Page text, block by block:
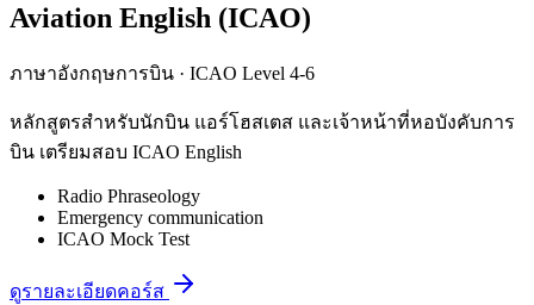
Aviation English (ICAO)
ภาษาอังกฤษการบิน · ICAO Level 4-6
หลักสูตรสำหรับนักบิน แอร์โฮสเตส และเจ้าหน้าที่หอบังคับการ
บิน เตรียมสอบ ICAO English
Radio Phraseology
Emergency communication
ICAO Mock Test
ดูรายละเอียดคอร์ส